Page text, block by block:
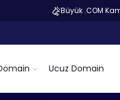
Büyük .COM
Ucuz Domain